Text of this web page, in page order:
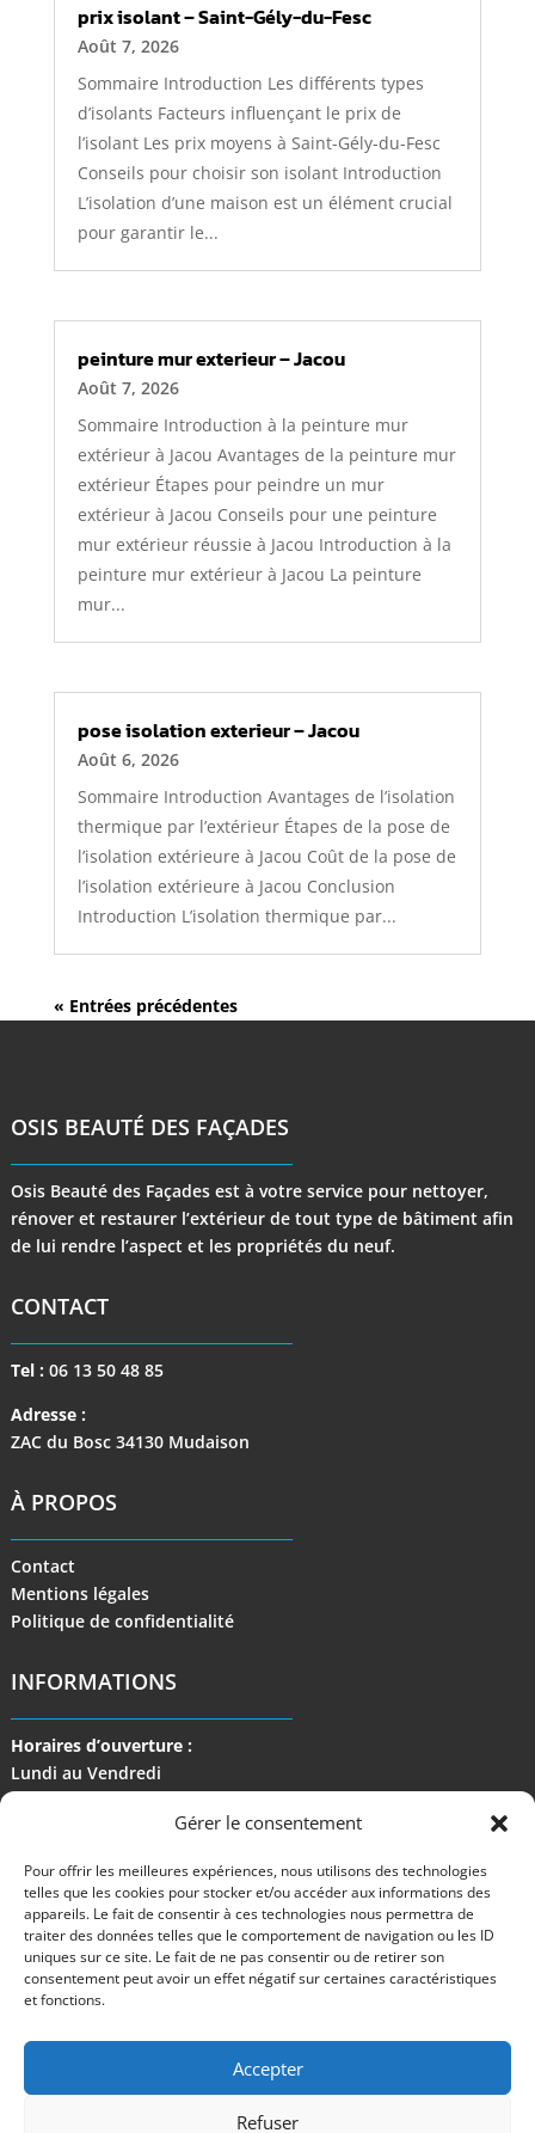
Gérer le consentement
Pour offrir les meilleures expériences, nous utilisons des technologies
telles que les cookies pour stocker et/ou accéder aux informations des
appareils. Le fait de consentir à ces technologies nous permettra de
traiter des données telles que le comportement de navigation ou les ID
uniques sur ce site. Le fait de ne pas consentir ou de retirer son
consentement peut avoir un effet négatif sur certaines caractéristiques
et fonctions.
Accepter
Refuser
prix isolant – Saint-Gély-du-Fesc
Août 7, 2026
Sommaire Introduction Les différents types
d’isolants Facteurs influençant le prix de
l’isolant Les prix moyens à Saint-Gély-du-Fesc
Conseils pour choisir son isolant Introduction
L’isolation d’une maison est un élément crucial
pour garantir le...
peinture mur exterieur – Jacou
Août 7, 2026
Sommaire Introduction à la peinture mur
extérieur à Jacou Avantages de la peinture mur
extérieur Étapes pour peindre un mur
extérieur à Jacou Conseils pour une peinture
mur extérieur réussie à Jacou Introduction à la
peinture mur extérieur à Jacou La peinture
mur...
pose isolation exterieur – Jacou
Août 6, 2026
Sommaire Introduction Avantages de l’isolation
thermique par l’extérieur Étapes de la pose de
l’isolation extérieure à Jacou Coût de la pose de
l’isolation extérieure à Jacou Conclusion
Introduction L’isolation thermique par...
« Entrées précédentes
OSIS BEAUTÉ DES FAÇADES
Osis Beauté des Façades est à votre service pour nettoyer,
rénover et restaurer l’extérieur de tout type de bâtiment afin
de lui rendre l’aspect et les propriétés du neuf.
CONTACT
Tel : 06 13 50 48 85
Adresse :
ZAC du Bosc 34130 Mudaison
À PROPOS
Contact
Mentions légales
Politique de confidentialité
INFORMATIONS
Horaires d’ouverture :
Lundi au Vendredi
de 9 h à 17 h